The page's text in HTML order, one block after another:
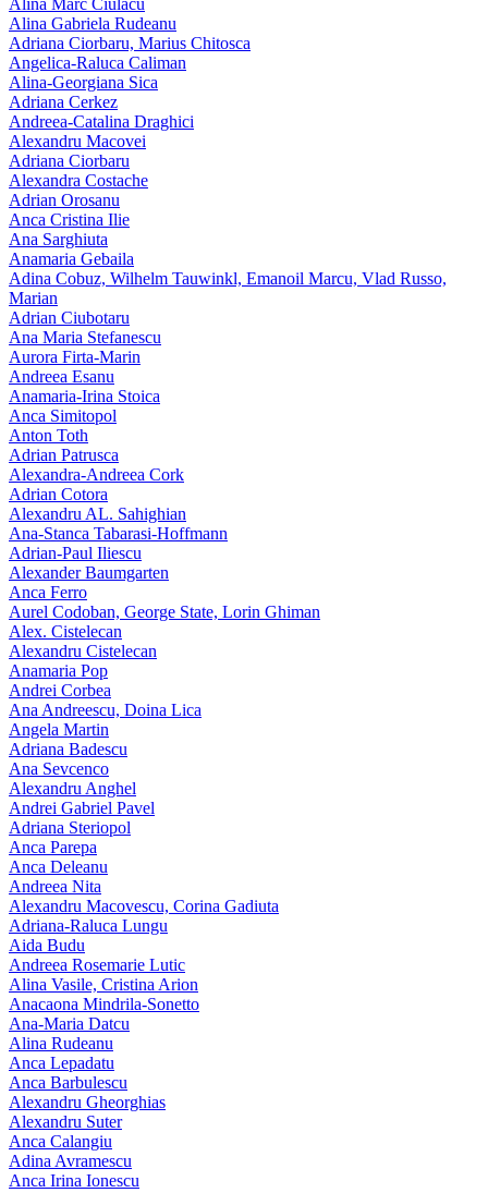
Alina Gabriela Rudeanu
Adriana Ciorbaru, Marius Chitosca
Angelica-Raluca Caliman
Alina-Georgiana Sica
Adriana Cerkez
Andreea-Catalina Draghici
Alexandru Macovei
Adriana Ciorbaru
Alexandra Costache
Adrian Orosanu
Anca Cristina Ilie
Ana Sarghiuta
Anamaria Gebaila
Adina Cobuz, Wilhelm Tauwinkl, Emanoil Marcu, Vlad Russo,
Marian
Adrian Ciubotaru
Ana Maria Stefanescu
Aurora Firta-Marin
Andreea Esanu
Anamaria-Irina Stoica
Anca Simitopol
Anton Toth
Adrian Patrusca
Alexandra-Andreea Cork
Adrian Cotora
Alexandru AL. Sahighian
Ana-Stanca Tabarasi-Hoffmann
Adrian-Paul Iliescu
Alexander Baumgarten
Anca Ferro
Aurel Codoban, George State, Lorin Ghiman
Alex. Cistelecan
Alexandru Cistelecan
Anamaria Pop
Andrei Corbea
Ana Andreescu, Doina Lica
Angela Martin
Adriana Badescu
Ana Sevcenco
Alexandru Anghel
Andrei Gabriel Pavel
Adriana Steriopol
Anca Parepa
Anca Deleanu
Andreea Nita
Alexandru Macovescu, Corina Gadiuta
Adriana-Raluca Lungu
Aida Budu
Andreea Rosemarie Lutic
Alina Vasile, Cristina Arion
Anacaona Mindrila-Sonetto
Ana-Maria Datcu
Alina Rudeanu
Anca Lepadatu
Anca Barbulescu
Alexandru Gheorghias
Alexandru Suter
Anca Calangiu
Adina Avramescu
Anca Irina Ionescu